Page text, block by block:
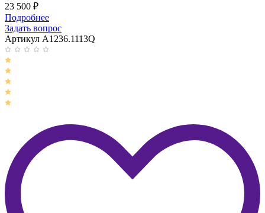
23 500 ₽
Подробнее
Задать вопрос
Артикул A1236.1113Q